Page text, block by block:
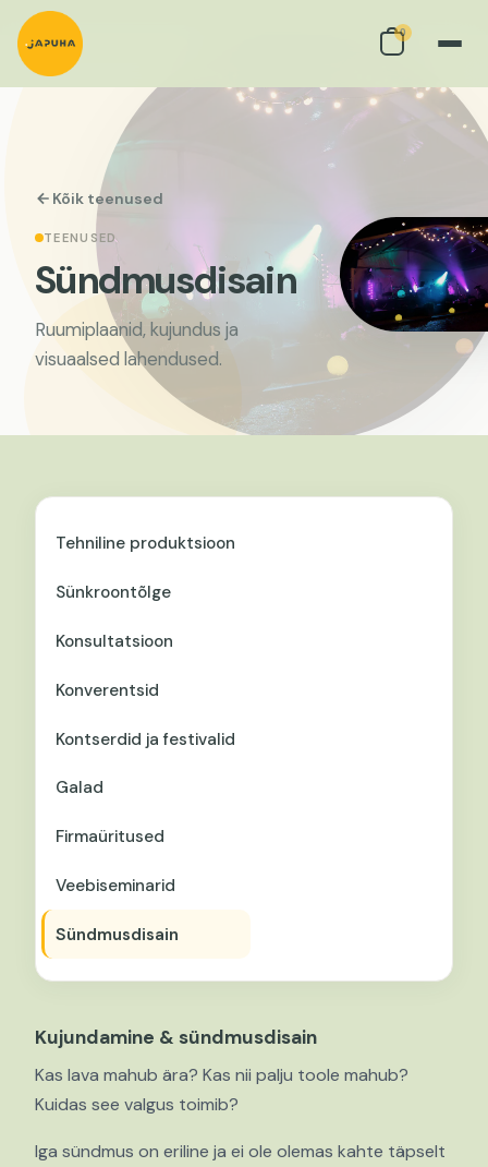
0
Kõik teenused
TEENUSED
Sündmusdisain
Ruumiplaanid, kujundus ja
visuaalsed lahendused.
Tehniline produktsioon
Sünkroontõlge
Konsultatsioon
Konverentsid
Kontserdid ja festivalid
Galad
Firmaüritused
Veebiseminarid
Sündmusdisain
Kujundamine & sündmusdisain
Kas lava mahub ära? Kas nii palju toole mahub?
Kuidas see valgus toimib?
Iga sündmus on eriline ja ei ole olemas kahte täpselt